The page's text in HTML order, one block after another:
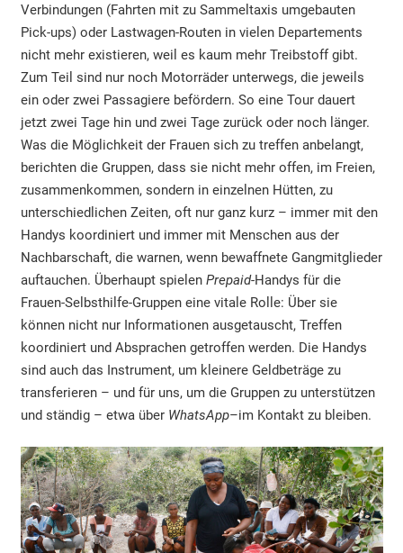
Verbindungen (Fahrten mit zu Sammeltaxis umgebauten
Pick-ups) oder Lastwagen-Routen in vielen Departements
nicht mehr existieren, weil es kaum mehr Treibstoff gibt.
Zum Teil sind nur noch Motorräder unterwegs, die jeweils
ein oder zwei Passagiere befördern. So eine Tour dauert
jetzt zwei Tage hin und zwei Tage zurück oder noch länger.
Was die Möglichkeit der Frauen sich zu treffen anbelangt,
berichten die Gruppen, dass sie nicht mehr offen, im Freien,
zusammenkommen, sondern in einzelnen Hütten, zu
unterschiedlichen Zeiten, oft nur ganz kurz – immer mit den
Handys koordiniert und immer mit Menschen aus der
Nachbarschaft, die warnen, wenn bewaffnete Gangmitglieder
auftauchen. Überhaupt spielen Prepaid-Handys für die
Frauen-Selbsthilfe-Gruppen eine vitale Rolle: Über sie
können nicht nur Informationen ausgetauscht, Treffen
koordiniert und Absprachen getroffen werden. Die Handys
sind auch das Instrument, um kleinere Geldbeträge zu
transferieren – und für uns, um die Gruppen zu unterstützen
und ständig – etwa über WhatsApp–im Kontakt zu bleiben.